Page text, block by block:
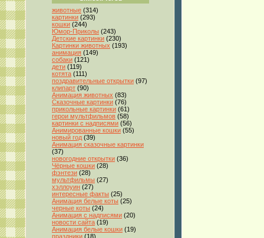
животные (314)
картинки (293)
кошки (244)
Юмор-Приколы (243)
Детские картинки (230)
Картинки животных (193)
анимация (149)
собаки (121)
дети (119)
котята (111)
поздравительные открытки (97)
клипарт (90)
Анимация животных (83)
Сказочные картинки (76)
прикольные картинки (61)
герои мультфильмов (58)
картинки с надписями (56)
Анимированные кошки (55)
новый год (39)
Анимация сказочные картинки
(37)
новогодние открытки (36)
Чёрные кошки (28)
фэнтези (28)
мультфильмы (27)
хэллоуин (27)
интересные факты (25)
Анимация белые коты (25)
черные коты (24)
Анимация с надписями (20)
новости сайта (19)
Анимация белые кошки (19)
праздники (18)